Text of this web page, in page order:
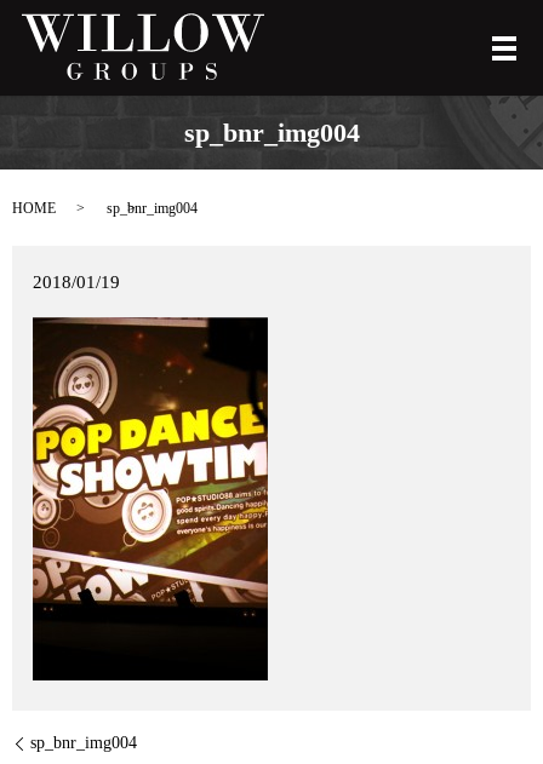
メ
sp_bnr_img004
HOME sp_bnr_img004
2018/01/19
sp_bnr_img004